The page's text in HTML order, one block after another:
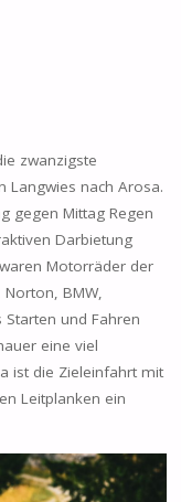
zwanzigste
Langwies nach Arosa.
gegen Mittag Regen
Darbietung
Motorräder der
BMW,
und Fahren
eine viel
ist die Zieleinfahrt mit
Leitplanken ein